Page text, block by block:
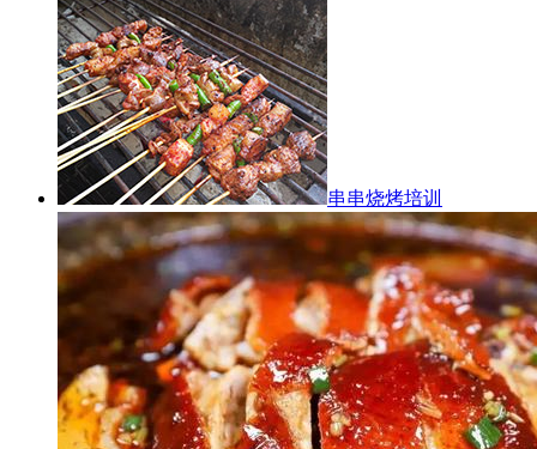
串串烧烤培训